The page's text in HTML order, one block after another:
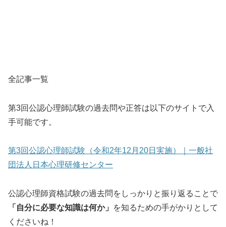
全記事一覧
第3回公認心理師試験の過去問や正答は以下のサイトで入
手可能です。
第3回公認心理師試験（令和2年12月20日実施）｜一般社
団法人日本心理研修センター
公認心理師資格試験の過去問をしっかりと振り返ることで
「自分に必要な知識は何か」
を知るための手がかりとして
くださいね！